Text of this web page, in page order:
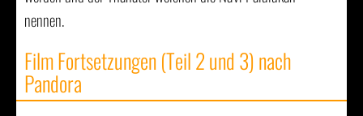
nennen.
Film Fortsetzungen (Teil 2 und 3) nach
Pandora